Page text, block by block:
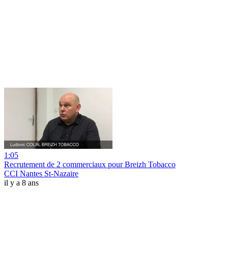
1:05
Recrutement de 2 commerciaux pour Breizh Tobacco
CCI Nantes St-Nazaire
il y a 8 ans